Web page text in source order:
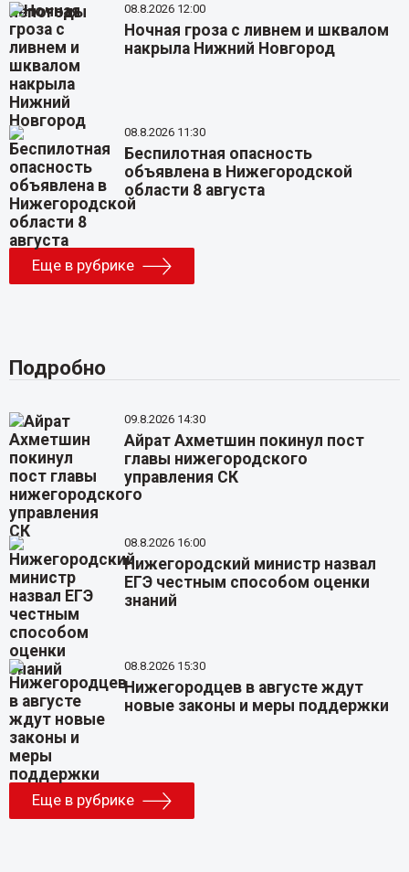
08.8.2026 12:00
Ночная гроза с ливнем и шквалом
накрыла Нижний Новгород
08.8.2026 11:30
Беспилотная опасность
объявлена в Нижегородской
области 8 августа
Еще в рубрике
Подробно
09.8.2026 14:30
Айрат Ахметшин покинул пост
главы нижегородского
управления СК
08.8.2026 16:00
Нижегородский министр назвал
ЕГЭ честным способом оценки
знаний
08.8.2026 15:30
Нижегородцев в августе ждут
новые законы и меры поддержки
Еще в рубрике